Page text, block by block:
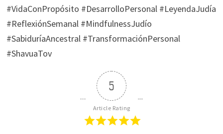
#VidaConPropósito #DesarrolloPersonal #LeyendaJudía
#ReflexiónSemanal #MindfulnessJudío
#SabiduríaAncestral #TransformaciónPersonal
#ShavuaTov
5
Article Rating